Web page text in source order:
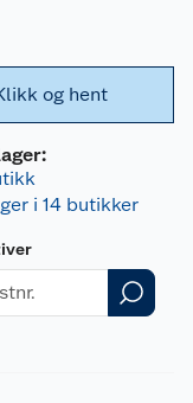
og hent
i 14 butikker